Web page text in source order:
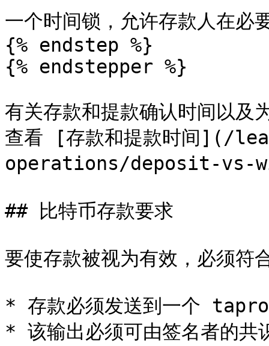
一个时间锁，允许存款人在必
{% endstep %}
{% endstepper %}
有关存款和提款确认时间以及
查看 [存款和提款时间](/
operations/deposit-vs-
## 比特币存款要求
要使存款被视为有效，必须符
* 存款必须发送到一个
* 该输出必须可由签名者的共